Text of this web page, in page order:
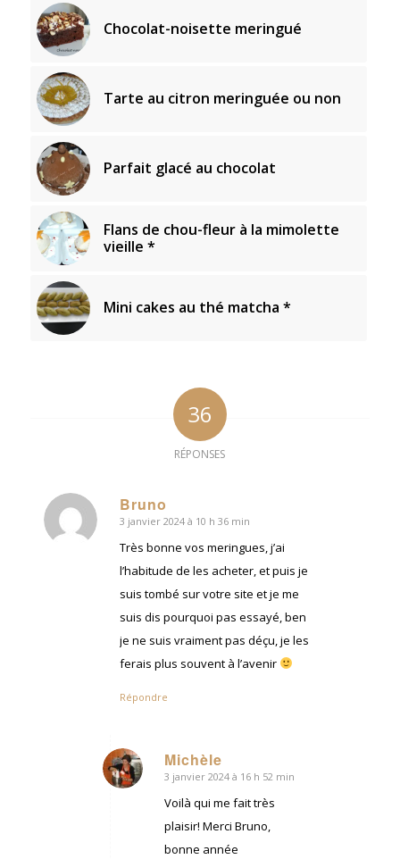
Chocolat-noisette meringué
Tarte au citron meringuée ou non
Parfait glacé au chocolat
Flans de chou-fleur à la mimolette
vieille *
Mini cakes au thé matcha *
36
RÉPONSES
Bruno
dit
:
3 janvier 2024 à 10 h 36 min
Très bonne vos meringues, j’ai
l’habitude de les acheter, et puis je
suis tombé sur votre site et je me
suis dis pourquoi pas essayé, ben
je ne suis vraiment pas déçu, je les
ferais plus souvent à l’avenir
Répondre
Michèle
dit
3 janvier 2024 à 16 h 52 min
Voilà qui me fait très
plaisir! Merci Bruno,
bonne année